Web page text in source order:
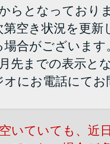
らとなっており
第空き状況を更
場合がございます
先までの表示と
オにお電話にて
いていても、近